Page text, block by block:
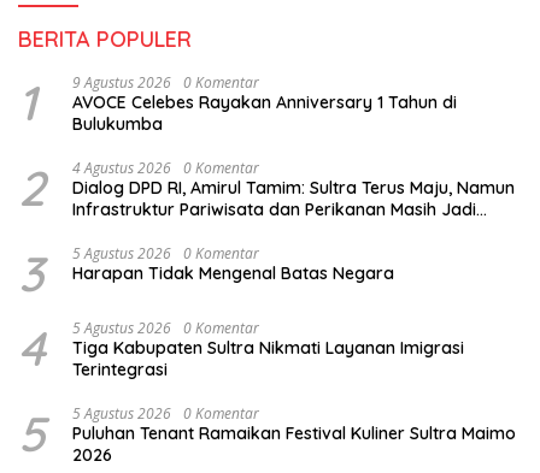
BERITA POPULER
1 9 Agustus 2026 0 Komentar
AVOCE Celebes Rayakan Anniversary 1 Tahun di
Bulukumba
2 4 Agustus 2026 0 Komentar
Dialog DPD RI, Amirul Tamim: Sultra Terus Maju, Namun
Infrastruktur Pariwisata dan Perikanan Masih Jadi
3 5 Agustus 2026 0 Komentar
Harapan Tidak Mengenal Batas Negara
4 5 Agustus 2026 0 Komentar
Tiga Kabupaten Sultra Nikmati Layanan Imigrasi
Terintegrasi
5 5 Agustus 2026 0 Komentar
Puluhan Tenant Ramaikan Festival Kuliner Sultra Maimo
2026